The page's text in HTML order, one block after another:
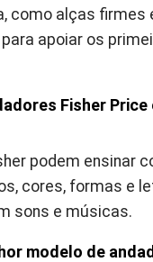
como alças firmes
apoiar os
Fisher Price
podem ensinar
cores, formas e
sons e músicas.
modelo de